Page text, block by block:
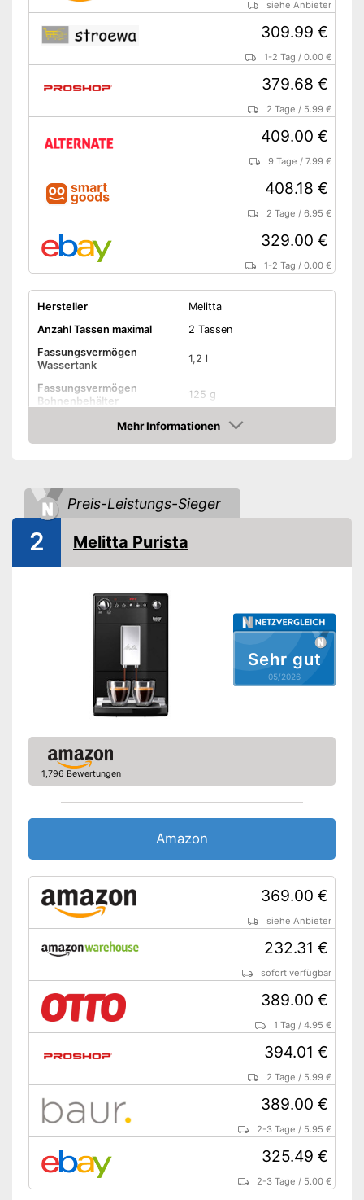
siehe Anbieter
309.99 €
1-2 Tag /0.00 €
379.68 €
2 Tage / 5.99 €
409.00 €
9 Tage /7.99 €
408.18 €
2 Tage /6.95 €
329.00 €
1-2 Tag /0.00 €
Hersteller
Melitta
Anzahl Tassen maximal
2 Tassen
Fassungsvermögen
Wassertank
1,2 l
Fassungsvermögen
Bohnenbehälter
125 g
Höhenverstellbarer
Touchscreen
Spülmaschinengeeignete
Teile
Wasserfilter
Entkalkungsanzeige
Milchaufschäumer
- Tee
- und weitere
Technische Details
Maße
20 x 32,5 x 45,5 cm
Gewicht
Material Mahlwerk
Mahlwerktyp
Leistung
Druck
15 bar
Vorteile
Mit einer Entkalkungsanzeige
Die Stärke des Kaffees ist
individuell einstellbar
Mehr Informationen
Amazon
Preis-Leistungs-Sieger
Sehr gut
05/2026
2 Melitta Purista
1,796 Bewertungen
Amazon
369.00 €
siehe Anbieter
232.31 €
sofort verfügbar
389.00 €
1 Tag /4.95 €
394.01 €
2 Tage / 5.99 €
389.00 €
2-3 Tage / 5.95 €
325.49 €
2-3 Tage / 5.00 €